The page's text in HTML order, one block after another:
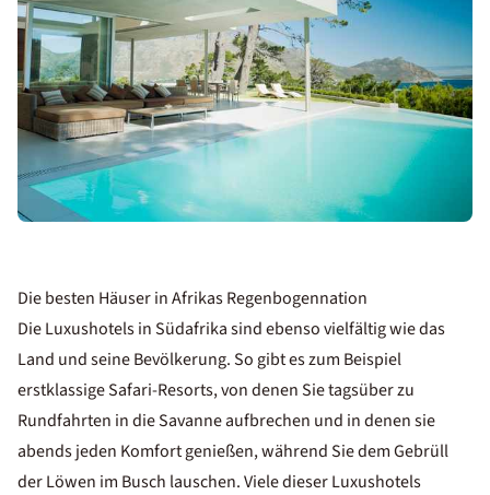
Die besten Häuser in Afrikas Regenbogennation
Die Luxushotels in Südafrika sind ebenso vielfältig wie das
Land und seine Bevölkerung. So gibt es zum Beispiel
erstklassige Safari-Resorts, von denen Sie tagsüber zu
Rundfahrten in die Savanne aufbrechen und in denen sie
abends jeden Komfort genießen, während Sie dem Gebrüll
der Löwen im Busch lauschen. Viele dieser Luxushotels